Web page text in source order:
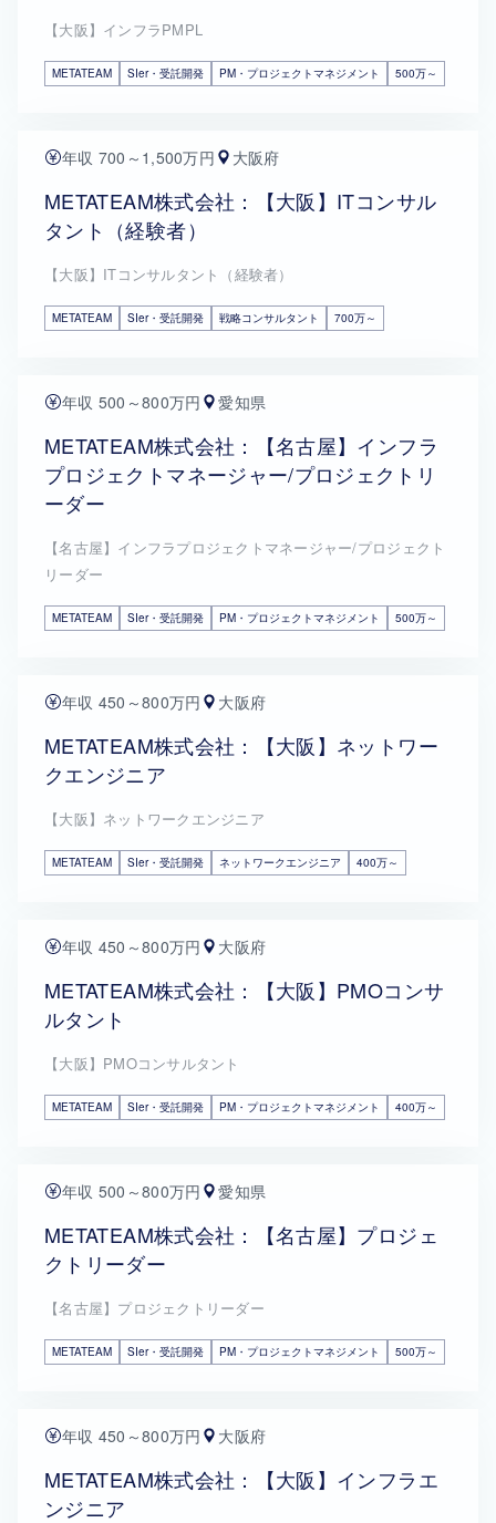
【大阪】インフラPMPL
METATEAM SIer・受託開発 PM・プロジェクトマネジメント 500万～
年収 700～1,500万円 大阪府
METATEAM株式会社：【大阪】ITコンサル
タント（経験者）
【大阪】ITコンサルタント（経験者）
METATEAM SIer・受託開発 戦略コンサルタント 700万～
年収 500～800万円 愛知県
METATEAM株式会社：【名古屋】インフラ
プロジェクトマネージャー/プロジェクトリ
ーダー
【名古屋】インフラプロジェクトマネージャー/プロジェクト
リーダー
METATEAM SIer・受託開発 PM・プロジェクトマネジメント 500万～
年収 450～800万円 大阪府
METATEAM株式会社：【大阪】ネットワー
クエンジニア
【大阪】ネットワークエンジニア
METATEAM SIer・受託開発 ネットワークエンジニア 400万～
年収 450～800万円 大阪府
METATEAM株式会社：【大阪】PMOコンサ
ルタント
【大阪】PMOコンサルタント
METATEAM SIer・受託開発 PM・プロジェクトマネジメント 400万～
年収 500～800万円 愛知県
METATEAM株式会社：【名古屋】プロジェ
クトリーダー
【名古屋】プロジェクトリーダー
METATEAM SIer・受託開発 PM・プロジェクトマネジメント 500万～
年収 450～800万円 大阪府
METATEAM株式会社：【大阪】インフラエ
ンジニア